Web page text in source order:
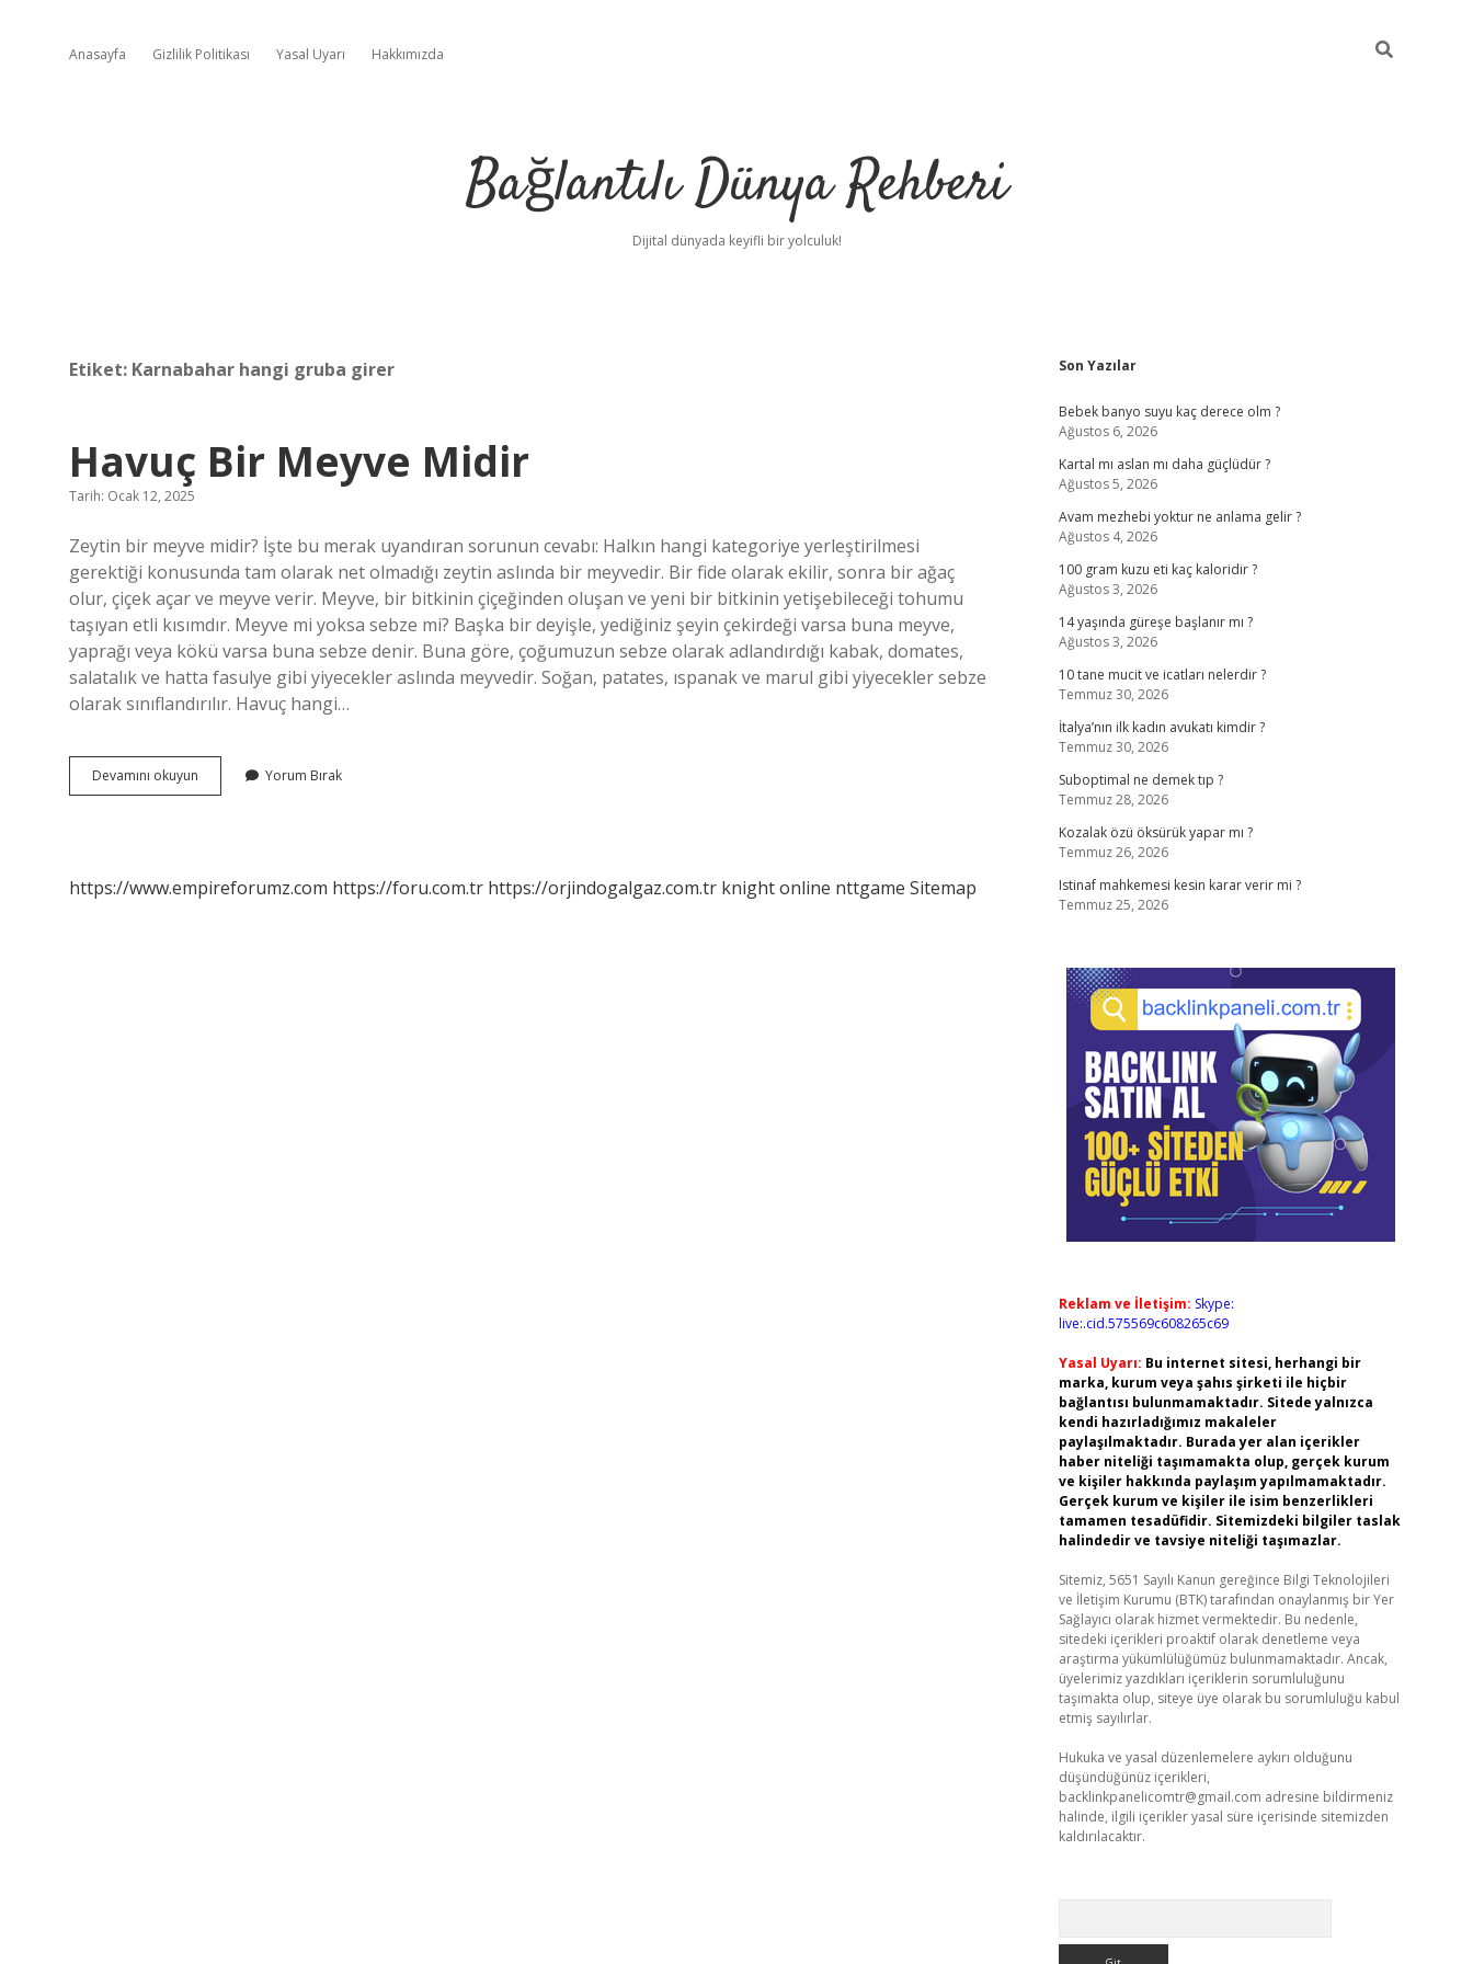
Anasayfa Gizlilik Politikası Yasal Uyarı Hakkımızda
Bağlantılı Dünya Rehberi
Dijital dünyada keyifli bir yolculuk!
Etiket: Karnabahar hangi gruba girer
Havuç Bir Meyve Midir
Tarih: Ocak 12, 2025
Zeytin bir meyve midir? İşte bu merak uyandıran sorunun cevabı: Halkın hangi kategoriye yerleştirilmesi
gerektiği konusunda tam olarak net olmadığı zeytin aslında bir meyvedir. Bir fide olarak ekilir, sonra bir ağaç
olur, çiçek açar ve meyve verir. Meyve, bir bitkinin çiçeğinden oluşan ve yeni bir bitkinin yetişebileceği tohumu
taşıyan etli kısımdır. Meyve mi yoksa sebze mi? Başka bir deyişle, yediğiniz şeyin çekirdeği varsa buna meyve,
yaprağı veya kökü varsa buna sebze denir. Buna göre, çoğumuzun sebze olarak adlandırdığı kabak, domates,
salatalık ve hatta fasulye gibi yiyecekler aslında meyvedir. Soğan, patates, ıspanak ve marul gibi yiyecekler sebze
olarak sınıflandırılır. Havuç hangi…
Devamını okuyun
Bir
Yorum Bırak
https://www.empireforumz.com https://foru.com.tr https://orjindogalgaz.com.tr knight online nttgame Sitemap
Sidebar
Son Yazılar
Bebek banyo suyu kaç derece olm ?
Ağustos 6, 2026
Kartal mı aslan mı daha güçlüdür ?
Ağustos 5, 2026
Avam mezhebi yoktur ne anlama gelir ?
Ağustos 4, 2026
100 gram kuzu eti kaç kaloridir ?
Ağustos 3, 2026
14 yaşında güreşe başlanır mı ?
Ağustos 3, 2026
10 tane mucit ve icatları nelerdir ?
Temmuz 30, 2026
İtalya’nın ilk kadın avukatı kimdir ?
Temmuz 30, 2026
Suboptimal ne demek tıp ?
Temmuz 28, 2026
Kozalak özü öksürük yapar mı ?
Temmuz 26, 2026
Istinaf mahkemesi kesin karar verir mi ?
Temmuz 25, 2026
Reklam ve İletişim: Skype:
live:.cid.575569c608265c69
Yasal Uyarı: Bu internet sitesi, herhangi bir
marka, kurum veya şahıs şirketi ile hiçbir
bağlantısı bulunmamaktadır. Sitede yalnızca
kendi hazırladığımız makaleler
paylaşılmaktadır. Burada yer alan içerikler
haber niteliği taşımamakta olup, gerçek kurum
ve kişiler hakkında paylaşım yapılmamaktadır.
Gerçek kurum ve kişiler ile isim benzerlikleri
tamamen tesadüfidir. Sitemizdeki bilgiler taslak
halindedir ve tavsiye niteliği taşımazlar.
Sitemiz, 5651 Sayılı Kanun gereğince Bilgi Teknolojileri
ve İletişim Kurumu (BTK) tarafından onaylanmış bir Yer
Sağlayıcı olarak hizmet vermektedir. Bu nedenle,
sitedeki içerikleri proaktif olarak denetleme veya
araştırma yükümlülüğümüz bulunmamaktadır. Ancak,
üyelerimiz yazdıkları içeriklerin sorumluluğunu
taşımakta olup, siteye üye olarak bu sorumluluğu kabul
etmiş sayılırlar.
Hukuka ve yasal düzenlemelere aykırı olduğunu
düşündüğünüz içerikleri,
backlinkpanelicomtr@gmail.com adresine bildirmeniz
halinde, ilgili içerikler yasal süre içerisinde sitemizden
kaldırılacaktır.
deneme bonusu veren bahis siteleri